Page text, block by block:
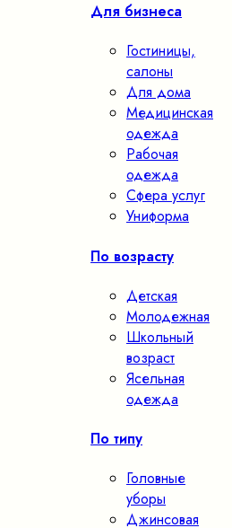
Для бизнеса
Гостиницы,
салоны
Для дома
Медицинская
одежда
Рабочая
одежда
Сфера услуг
Униформа
По возрасту
Детская
Молодежная
Школьный
возраст
Ясельная
одежда
По типу
Головные
уборы
Джинсовая